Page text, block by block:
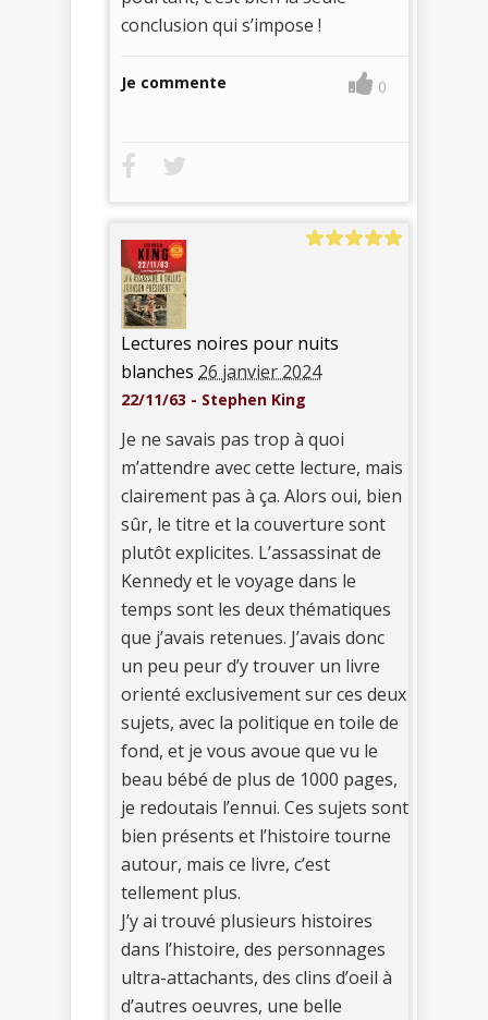
conclusion qui s’impose !
Je commente 0
Lectures noires pour nuits
blanches 26 janvier 2024
22/11/63 - Stephen King
Je ne savais pas trop à quoi
m’attendre avec cette lecture, mais
clairement pas à ça. Alors oui, bien
sûr, le titre et la couverture sont
plutôt explicites. L’assassinat de
Kennedy et le voyage dans le
temps sont les deux thématiques
que j’avais retenues. J’avais donc
un peu peur d’y trouver un livre
orienté exclusivement sur ces deux
sujets, avec la politique en toile de
fond, et je vous avoue que vu le
beau bébé de plus de 1000 pages,
je redoutais l’ennui. Ces sujets sont
bien présents et l’histoire tourne
autour, mais ce livre, c’est
tellement plus.
J’y ai trouvé plusieurs histoires
dans l’histoire, des personnages
ultra-attachants, des clins d’oeil à
d’autres oeuvres, une belle